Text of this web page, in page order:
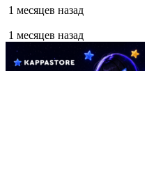
1 месяцев назад
1 месяцев назад